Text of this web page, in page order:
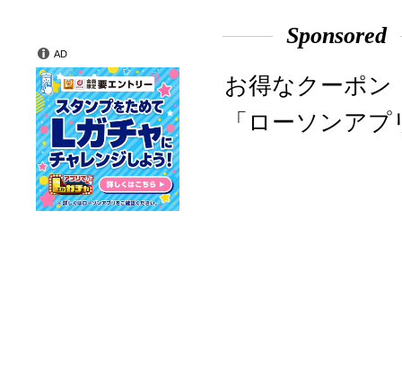
Sponsored
お得なクーポン
「ローソンア
AD